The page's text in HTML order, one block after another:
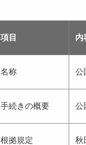
項目 内
名称 公
手続きの概要 公
根拠規定 秋